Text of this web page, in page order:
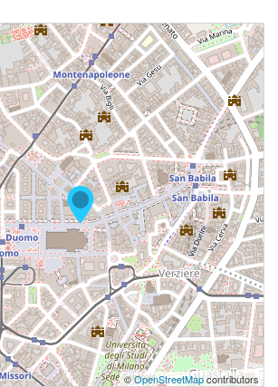
©OpenStreetMapcontributors